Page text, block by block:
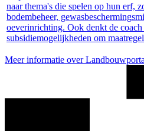
naar thema's die spelen op hun erf,
bodembeheer,
oeverinrichting. Ook denkt de coach
subsidiemogelijkheden om
Meer informatie over